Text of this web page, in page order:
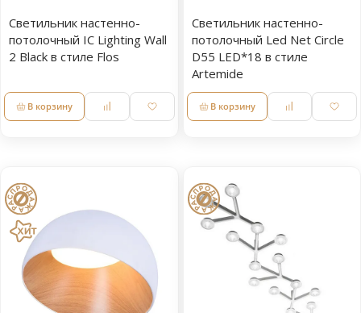
Светильник настенно-
потолочный IC Lighting Wall
2 Black в стиле Flos
В корзину
Светильник настенно-
потолочный Led Net Circle
D55 LED*18 в стиле
Artemide
В корзину